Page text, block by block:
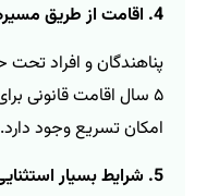
4. اقامت از طریق مسیرهای بشردوستانه یا پناهندگی
پناهندگان و افراد
امکان تسریع وجود دارد.
5. شرایط بسیار استثنایی